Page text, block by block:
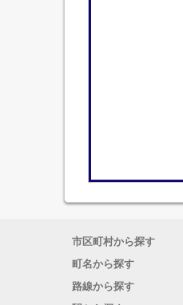
市区町村から探す
町名から探す
路線から探す